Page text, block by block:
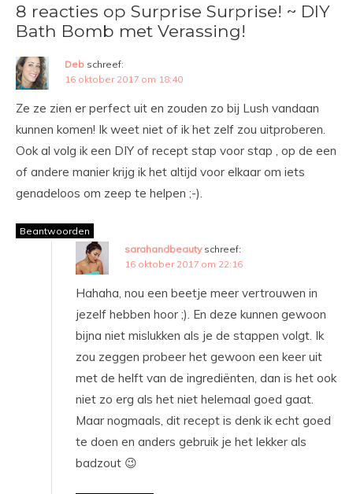
8 reacties op Surprise Surprise! ~ DIY
Bath Bomb met Verassing!
Deb schreef:
16 oktober 2017 om 18:40
Ze ze zien er perfect uit en zouden zo bij Lush vandaan
kunnen komen! Ik weet niet of ik het zelf zou uitproberen.
Ook al volg ik een DIY of recept stap voor stap , op de een
of andere manier krijg ik het altijd voor elkaar om iets
genadeloos om zeep te helpen ;-).
Beantwoorden
sarahandbeauty schreef:
16 oktober 2017 om 22:16
Hahaha, nou een beetje meer vertrouwen in
jezelf hebben hoor ;). En deze kunnen gewoon
bijna niet mislukken als je de stappen volgt. Ik
zou zeggen probeer het gewoon een keer uit
met de helft van de ingrediënten, dan is het ook
niet zo erg als het niet helemaal goed gaat.
Maar nogmaals, dit recept is denk ik echt goed
te doen en anders gebruik je het lekker als
badzout 😉